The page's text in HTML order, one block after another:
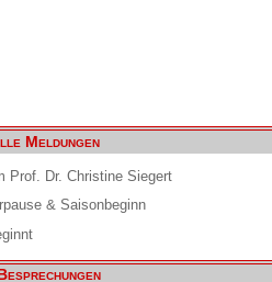
Meldungen
Prof. Dr. Christine Siegert
& Saisonbeginn